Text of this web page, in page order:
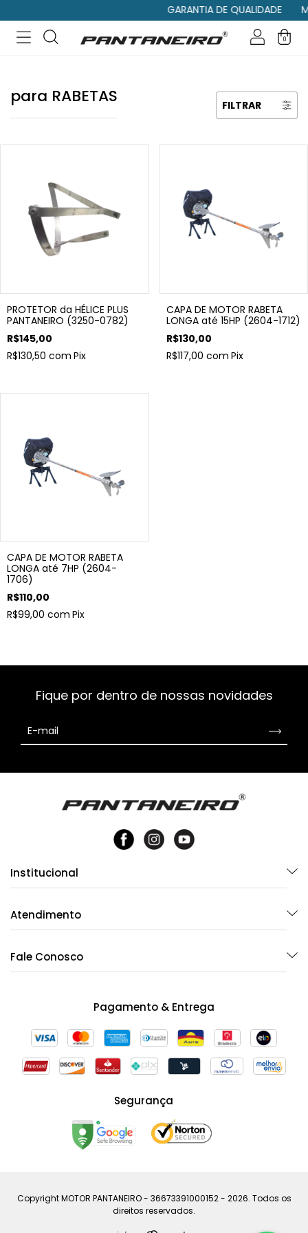
GARANTIA DE QUALIDADE
0
para RABETAS FILTRAR
PROTETOR da HÉLICE PLUS
PANTANEIRO (3250-0782)
R$145,00
R$130,50 com Pix
CAPA DE MOTOR RABETA
LONGA até 15HP (2604-1712)
R$130,00
R$117,00 com Pix
CAPA DE MOTOR RABETA
LONGA até 7HP (2604-
1706)
R$110,00
R$99,00 com Pix
Fique por dentro de nossas novidades
Institucional
Atendimento
Fale Conosco
Pagamento & Entrega
Segurança
Copyright MOTOR PANTANEIRO - 36673391000152 - 2026. Todos os
direitos reservados.